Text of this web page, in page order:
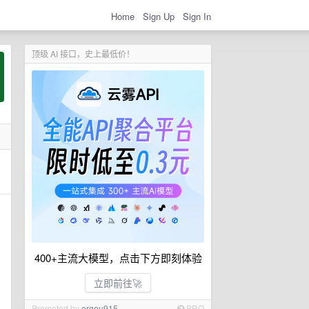
Home Sign Up Sign In
顶级 AI 接口，史上最低价！
400+主流大模型，点击下方即刻体验
立即前往🚀